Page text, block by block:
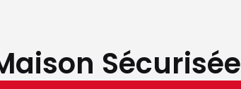
Sécurisée